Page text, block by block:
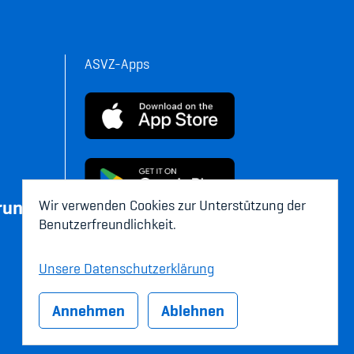
Wir verwenden Cookies zur Unterstützung der
Benutzerfreundlichkeit.
Unsere Datenschutzerklärung
Annehmen Ablehnen
ASVZ-Apps